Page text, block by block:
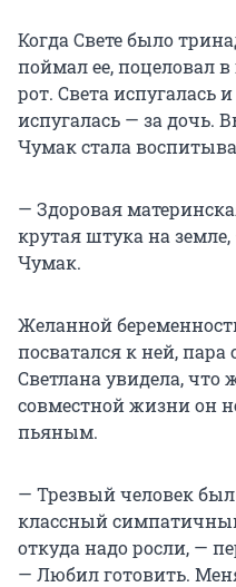
Когда Свете было
поймал ее, поцеловал
рот. Света испугалась
испугалась — за дочь.
Чумак стала
— Здоровая
крутая штука на
Чумак.
Желанной
посватался к ней, пара
Светлана увидела,
совместной жизни он
пьяным.
— Трезвый человек
классный
откуда надо росли, —
— Любил готовить.